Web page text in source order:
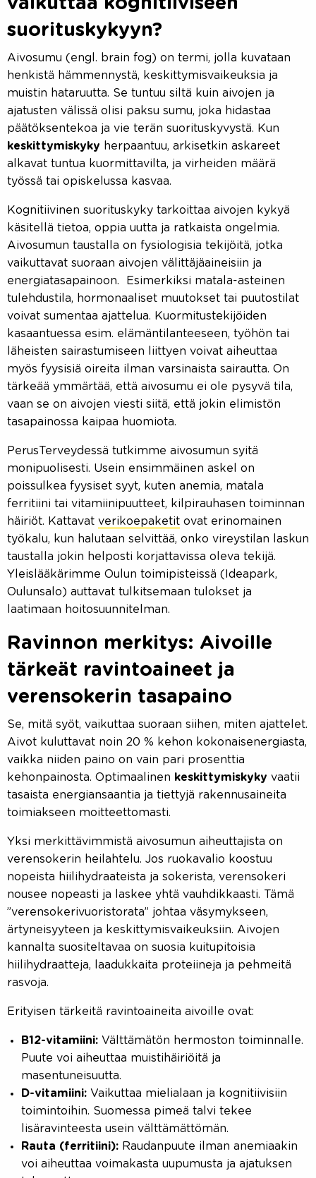
suorituskykyyn?
Aivosumu (engl. brain fog) on termi, jolla kuvataan
henkistä hämmennystä, keskittymisvaikeuksia ja
muistin hataruutta. Se tuntuu siltä kuin aivojen ja
ajatusten välissä olisi paksu sumu, joka hidastaa
päätöksentekoa ja vie terän suorituskyvystä. Kun
keskittymiskyky herpaantuu, arkisetkin askareet
alkavat tuntua kuormittavilta, ja virheiden määrä
työssä tai opiskelussa kasvaa.
Kognitiivinen suorituskyky tarkoittaa aivojen kykyä
käsitellä tietoa, oppia uutta ja ratkaista ongelmia.
Aivosumun taustalla on fysiologisia tekijöitä, jotka
vaikuttavat suoraan aivojen välittäjäaineisiin ja
energiatasapainoon. Esimerkiksi matala-asteinen
tulehdustila, hormonaaliset muutokset tai puutostilat
voivat sumentaa ajattelua. Kuormitustekijöiden
kasaantuessa esim. elämäntilanteeseen, työhön tai
läheisten sairastumiseen liittyen voivat aiheuttaa
myös fyysisiä oireita ilman varsinaista sairautta. On
tärkeää ymmärtää, että aivosumu ei ole pysyvä tila,
vaan se on aivojen viesti siitä, että jokin elimistön
tasapainossa kaipaa huomiota.
PerusTerveydessä tutkimme aivosumun syitä
monipuolisesti. Usein ensimmäinen askel on
poissulkea fyysiset syyt, kuten anemia, matala
ferritiini tai vitamiinipuutteet, kilpirauhasen toiminnan
häiriöt. Kattavat verikoepaketit ovat erinomainen
työkalu, kun halutaan selvittää, onko vireystilan laskun
taustalla jokin helposti korjattavissa oleva tekijä.
Yleislääkärimme Oulun toimipisteissä (Ideapark,
Oulunsalo) auttavat tulkitsemaan tulokset ja
laatimaan hoitosuunnitelman.
Ravinnon merkitys: Aivoille
tärkeät ravintoaineet ja
verensokerin tasapaino
Se, mitä syöt, vaikuttaa suoraan siihen, miten ajattelet.
Aivot kuluttavat noin 20 % kehon kokonaisenergiasta,
vaikka niiden paino on vain pari prosenttia
kehonpainosta. Optimaalinen keskittymiskyky vaatii
tasaista energiansaantia ja tiettyjä rakennusaineita
toimiakseen moitteettomasti.
Yksi merkittävimmistä aivosumun aiheuttajista on
verensokerin heilahtelu. Jos ruokavalio koostuu
nopeista hiilihydraateista ja sokerista, verensokeri
nousee nopeasti ja laskee yhtä vauhdikkaasti. Tämä
”verensokerivuoristorata” johtaa väsymykseen,
ärtyneisyyteen ja keskittymisvaikeuksiin. Aivojen
kannalta suositeltavaa on suosia kuitupitoisia
hiilihydraatteja, laadukkaita proteiineja ja pehmeitä
rasvoja.
Erityisen tärkeitä ravintoaineita aivoille ovat:
B12-vitamiini: Välttämätön hermoston toiminnalle.
Puute voi aiheuttaa muistihäiriöitä ja
masentuneisuutta.
D-vitamiini: Vaikuttaa mielialaan ja kognitiivisiin
toimintoihin. Suomessa pimeä talvi tekee
lisäravinteesta usein välttämättömän.
Rauta (ferritiini): Raudanpuute ilman anemiaakin
voi aiheuttaa voimakasta uupumusta ja ajatuksen